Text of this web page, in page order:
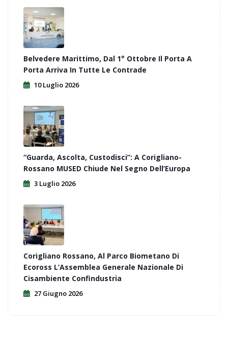
Belvedere Marittimo, Dal 1° Ottobre Il Porta A
Porta Arriva In Tutte Le Contrade
10 Luglio 2026
“Guarda, Ascolta, Custodisci”: A Corigliano-
Rossano MUSED Chiude Nel Segno Dell’Europa
3 Luglio 2026
Corigliano Rossano, Al Parco Biometano Di
Ecoross L’Assemblea Generale Nazionale Di
Cisambiente Confindustria
27 Giugno 2026